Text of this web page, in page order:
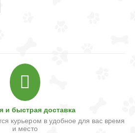
и быстрая доставка
курьером в удобное для вас время
и место